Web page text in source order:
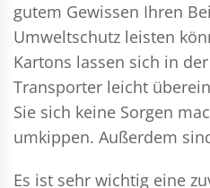
gutem Gewissen Ihren
Umweltschutz leisten
Kartons lassen sich in
Transporter leicht
Sie sich keine Sorgen
umkippen. Außerdem
Es ist sehr wichtig eine